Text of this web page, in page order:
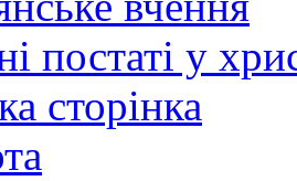
постаті у
сторінка